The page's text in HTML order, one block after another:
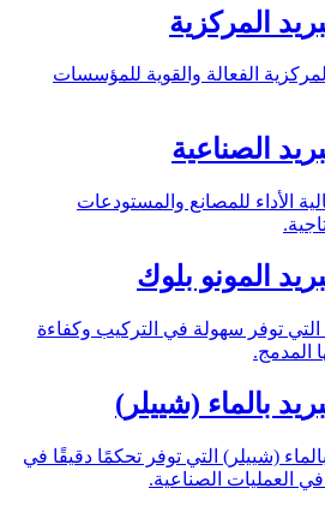
المركزية
الفعالة والقوية للمؤسسات
الصناعية
الأداء للمصانع والمستودعات
المونو بلوك
التي توفر سهولة في التركيب وكفاءة
المدمج.
بالماء (شييلر)
بالماء (شييلر) التي توفر تحكمًا دقيقًا في
العمليات الصناعية.